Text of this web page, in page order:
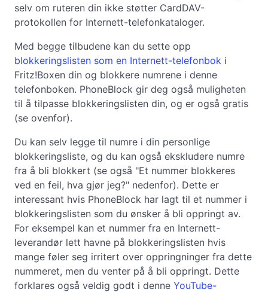
selv om ruteren din ikke støtter CardDAV-
protokollen for Internett-telefonkataloger.
Med begge tilbudene kan du sette opp
blokkeringslisten som en Internett-telefonbok i
Fritz!Boxen din og blokkere numrene i denne
telefonboken. PhoneBlock gir deg også muligheten
til å tilpasse blokkeringslisten din, og er også gratis
(se ovenfor).
Du kan selv legge til numre i din personlige
blokkeringsliste, og du kan også ekskludere numre
fra å bli blokkert (se også "Et nummer blokkeres
ved en feil, hva gjør jeg?" nedenfor). Dette er
interessant hvis PhoneBlock har lagt til et nummer i
blokkeringslisten som du ønsker å bli oppringt av.
For eksempel kan et nummer fra en Internett-
leverandør lett havne på blokkeringslisten hvis
mange føler seg irritert over oppringninger fra dette
nummeret, men du venter på å bli oppringt. Dette
forklares også veldig godt i denne YouTube-